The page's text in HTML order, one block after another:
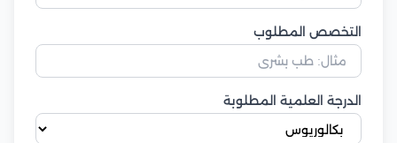
التخصص المطلوب
الدرجة العلمية المطلوبة